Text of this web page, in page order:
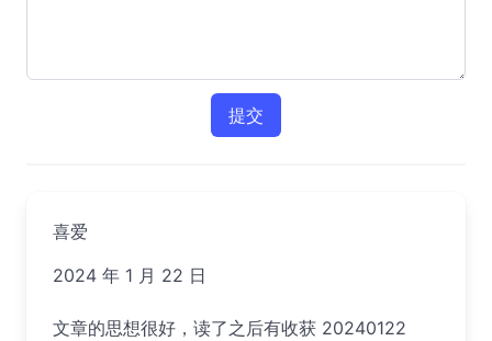
提交
喜爱
2024 年 1 月 22 日
文章的思想很好，读了之后有收获 20240122